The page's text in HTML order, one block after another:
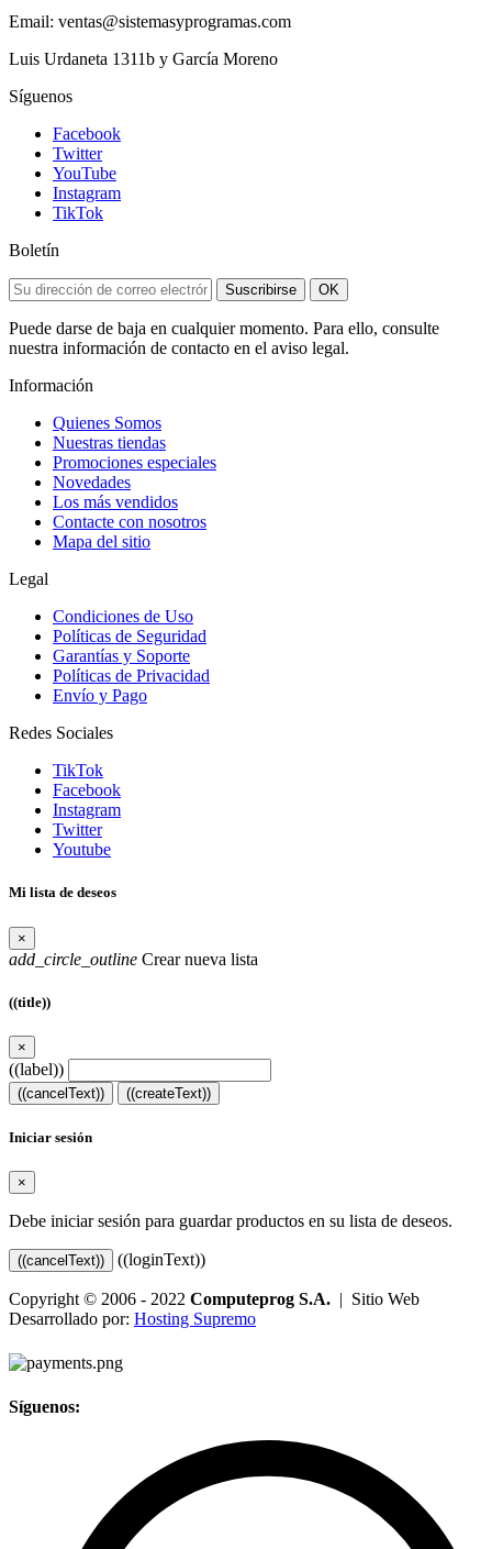
Email: ventas@sistemasyprogramas.com
Luis Urdaneta 1311b y García Moreno
Síguenos
Facebook
Twitter
YouTube
Instagram
TikTok
Boletín
Suscribirse OK
Puede darse de baja en cualquier momento. Para ello, consulte
nuestra información de contacto en el aviso legal.
Información
Quienes Somos
Nuestras tiendas
Promociones especiales
Novedades
Los más vendidos
Contacte con nosotros
Mapa del sitio
Legal
Condiciones de Uso
Políticas de Seguridad
Garantías y Soporte
Políticas de Privacidad
Envío y Pago
Redes Sociales
TikTok
Facebook
Instagram
Twitter
Youtube
Mi lista de deseos
×
add_circle_outline Crear nueva lista
((title))
×
((label))
((cancelText)) ((createText))
Iniciar sesión
×
Debe iniciar sesión para guardar productos en su lista de deseos.
((cancelText)) ((loginText))
Copyright © 2006 - 2022 Computeprog S.A. | Sitio Web
Desarrollado por: Hosting Supremo
Síguenos: